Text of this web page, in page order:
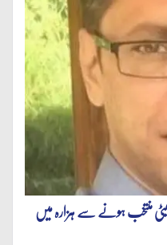
منتخب ہونے سے ہزارہ میں